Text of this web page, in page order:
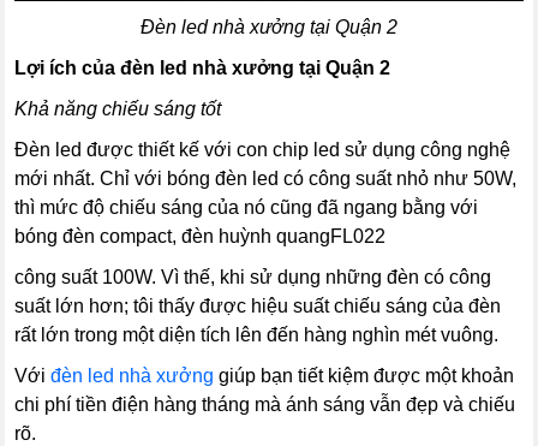
Đèn led nhà xưởng tại Quận 2
Lợi ích của đèn led nhà xưởng tại Quận 2
Khả năng chiếu sáng tốt
Đèn led được thiết kế với con chip led sử dụng công nghệ
mới nhất. Chỉ với bóng đèn led có công suất nhỏ như 50W,
thì mức độ chiếu sáng của nó cũng đã ngang bằng với
bóng đèn compact, đèn huỳnh quangFL022
công suất 100W. Vì thế, khi sử dụng những đèn có công
suất lớn hơn; tôi thấy được hiệu suất chiếu sáng của đèn
rất lớn trong một diện tích lên đến hàng nghìn mét vuông.
Vớiđèn led nhà xưởng giúp bạn tiết kiệm được một khoản
chi phí tiền điện hàng tháng mà ánh sáng vẫn đẹp và chiếu
rõ.